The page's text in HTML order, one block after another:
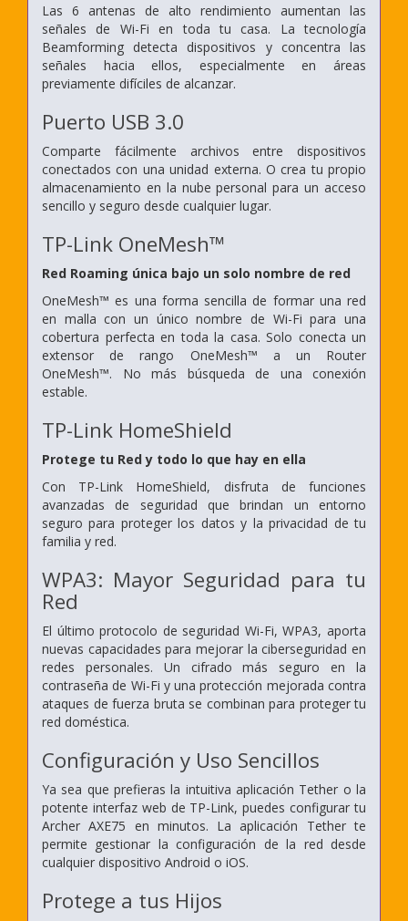
Las 6 antenas de alto rendimiento aumentan las
señales de Wi-Fi en toda tu casa. La tecnología
Beamforming detecta dispositivos y concentra las
señales hacia ellos, especialmente en áreas
previamente difíciles de alcanzar.
Puerto USB 3.0
Comparte fácilmente archivos entre dispositivos
conectados con una unidad externa. O crea tu propio
almacenamiento en la nube personal para un acceso
sencillo y seguro desde cualquier lugar.
TP-Link OneMesh™
Red Roaming única bajo un solo nombre de red
OneMesh™ es una forma sencilla de formar una red
en malla con un único nombre de Wi-Fi para una
cobertura perfecta en toda la casa. Solo conecta un
extensor de rango OneMesh™ a un Router
OneMesh™. No más búsqueda de una conexión
estable.
TP-Link HomeShield
Protege tu Red y todo lo que hay en ella
Con TP-Link HomeShield, disfruta de funciones
avanzadas de seguridad que brindan un entorno
seguro para proteger los datos y la privacidad de tu
familia y red.
WPA3: Mayor Seguridad para tu
Red
El último protocolo de seguridad Wi-Fi, WPA3, aporta
nuevas capacidades para mejorar la ciberseguridad en
redes personales. Un cifrado más seguro en la
contraseña de Wi-Fi y una protección mejorada contra
ataques de fuerza bruta se combinan para proteger tu
red doméstica.
Configuración y Uso Sencillos
Ya sea que prefieras la intuitiva aplicación Tether o la
potente interfaz web de TP-Link, puedes configurar tu
Archer AXE75 en minutos. La aplicación Tether te
permite gestionar la configuración de la red desde
cualquier dispositivo Android o iOS.
Protege a tus Hijos